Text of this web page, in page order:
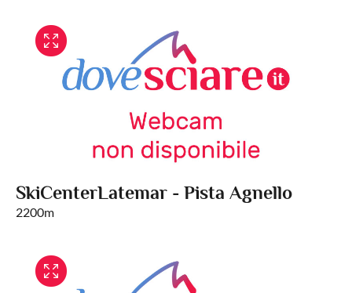
SkiCenterLatemar - Pista Agnello
2200m